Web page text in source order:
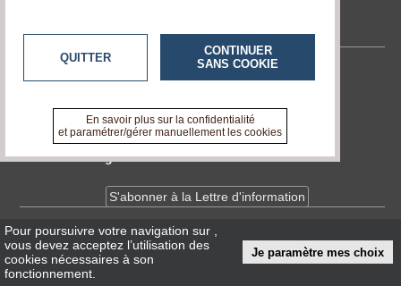
tvlocale.fr
Contactez-nous
A propos de tvlocale.fr
Devenir délégué
S'abonner à la Lettre d'information
InfosCNIL/RGPD
Conditions Générales d'Utilisation
Pour poursuivre votre navigation sur
vous devez acceptez l’utilisation des
cookies nécessaires à son
fonctionnement.
Je paramètre mes choix
QUITTER
CONTINUER
SANS COOKIE
En savoir plus sur la confidentialité
et paramétrer/gérer manuellement les cookies